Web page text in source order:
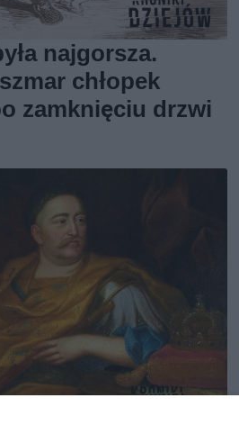
najgorsza.
chłopek
zamknięciu drzwi